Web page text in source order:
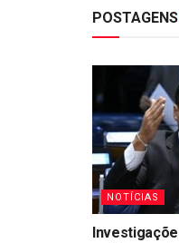
POSTAGENS
NOTÍCIAS